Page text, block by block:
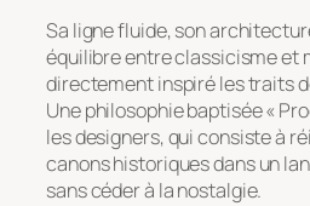
Sa ligne fluide, son
équilibre entre classicisme et
directement inspiré les traits
Une philosophie baptisée «
les designers, qui consiste à
canons historiques dans un
sans céder à la nostalgie.